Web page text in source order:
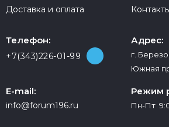
Доставка и оплата
Телефон:
+7(343)226-01-99
Адрес:
г.
Южная
E-mail:
info@forum196.ru
Режим
Пн-Пт